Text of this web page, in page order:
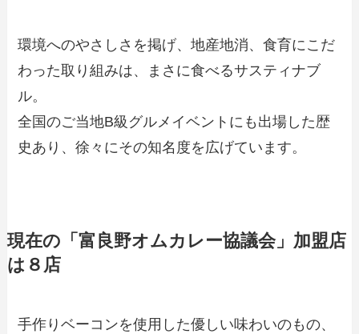
環境へのやさしさを掲げ、地産地消、食育にこだ
わった取り組みは、まさに食べるサスティナブ
ル。
全国のご当地B級グルメイベントにも出場した歴
史あり、徐々にその知名度を広げています。
現在の「富良野オムカレー協議会」加盟店
は８店
手作りベーコンを使用した優しい味わいのもの、